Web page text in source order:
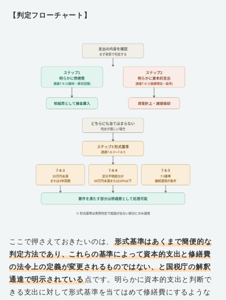
【判定フローチャート】
ここで押さえておきたいのは、形式基準はあくまで簡便的な
判定方法であり、これらの基準によって資本的支出と修繕費
の法令上の定義が変更されるものではない、と国税庁の解釈
通達で明示されている点です。明らかに資本的支出と判断で
きる支出に対して形式基準を当てはめて修繕費にするような